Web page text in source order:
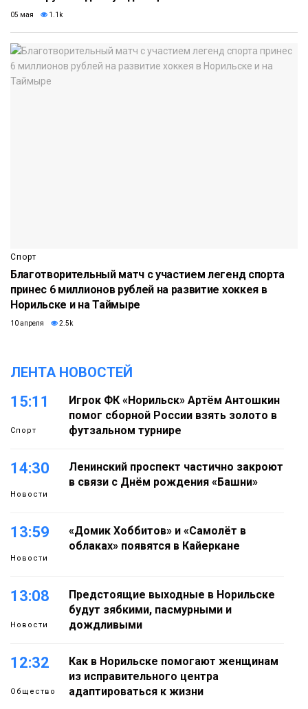
05 мая 1.1k
Спорт
Благотворительный матч с участием легенд спорта
принес 6 миллионов рублей на развитие хоккея в
Норильске и на Таймыре
10 апреля 2.5k
ЛЕНТА НОВОСТЕЙ
15:11
Спорт
Игрок ФК «Норильск» Артём Антошкин
помог сборной России взять золото в
футзальном турнире
14:30
Новости
Ленинский проспект частично закроют
в связи с Днём рождения «Башни»
13:59
Новости
«Домик Хоббитов» и «Самолёт в
облаках» появятся в Кайеркане
13:08
Новости
Предстоящие выходные в Норильске
будут зябкими, пасмурными и
дождливыми
12:32
Общество
Как в Норильске помогают женщинам
из исправительного центра
адаптироваться к жизни